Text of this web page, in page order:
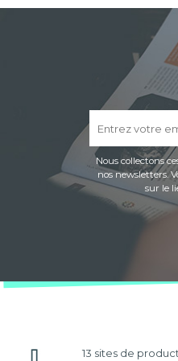
Nous collectons
nos newsletters.
sur le
13 sites de